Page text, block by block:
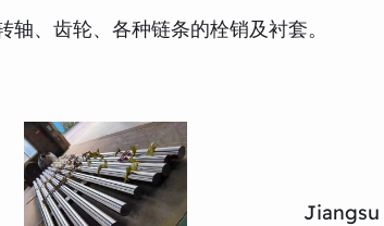
、齿轮、各种链条的栓销及衬套。
Jiangsu